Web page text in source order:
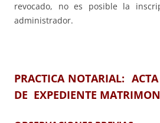
revocado, no es posible la
administrador.
PRACTICA NOTARIAL:
DE EXPEDIENTE